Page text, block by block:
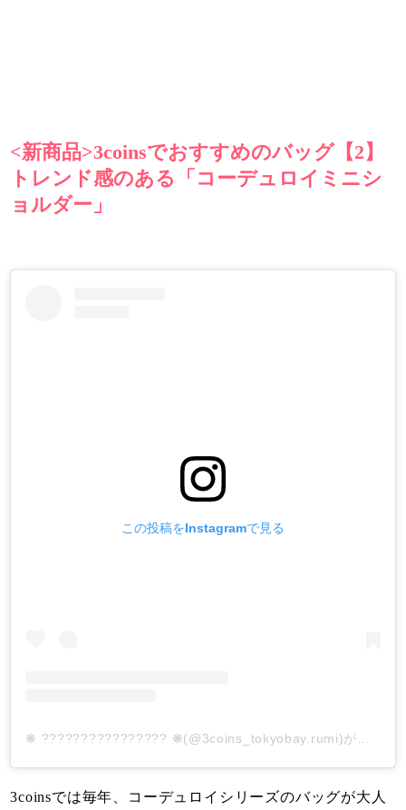
<新商品>3coinsでおすすめのバッグ【2】
トレンド感のある「コーデュロイミニシ
ョルダー」
この投稿をInstagramで見る
3coinsでは毎年、コーデュロイシリーズのバッグが大人